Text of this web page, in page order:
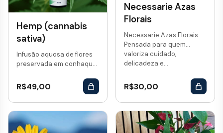
Hemp (cannabis
sativa)
Infusão aquosa de flores
preservada em conhaque.
R$49,00
Necessarie Azas
Florais
Necessarie Azas Florais
Pensada para quem
valoriza cuidado,
delicadeza e...
R$30,00